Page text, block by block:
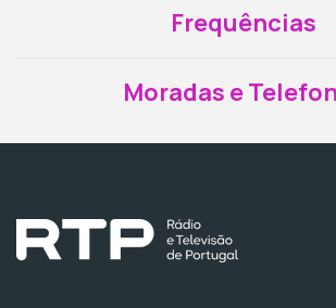
Frequências
Moradas e